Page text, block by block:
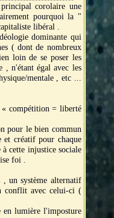
corolaire une
pourquoi la "
libéral .
dominante qui
( dont de nombreux
loin de se poser les
, n'étant égal avec les
mentale , etc ...
« compétition = liberté
pour le bien commun
créatif pour chaque
cette injustice sociale
foi .
un système alternatif
conflit avec celui-ci (
en lumière l'imposture